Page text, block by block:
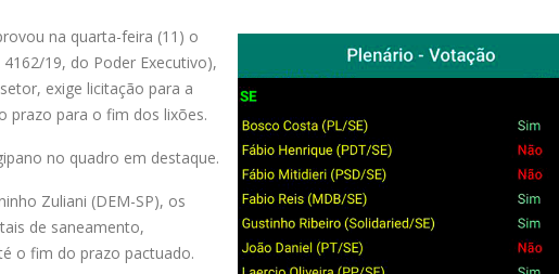
na quarta-feira (11) o
19, do Poder Executivo),
exige licitação para a
prazo para o fim dos lixões.
no quadro em destaque.
Zuliani (DEM-SP), os
de saneamento,
o fim do prazo pactuado.